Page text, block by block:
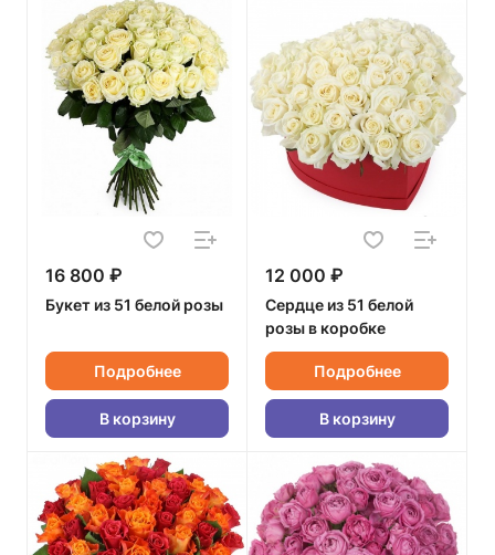
16 800 ₽
Букет из 51 белой розы
Подробнее
В корзину
12 000 ₽
Сердце из 51 белой
розы в коробке
Подробнее
В корзину